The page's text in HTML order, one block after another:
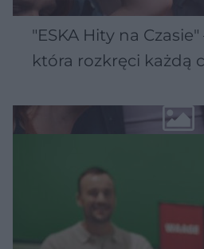
"ESKA Hity na
która rozkręci każdą